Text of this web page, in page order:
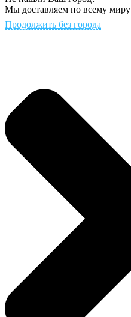
Мы доставляем по всему миру
Продолжить без города